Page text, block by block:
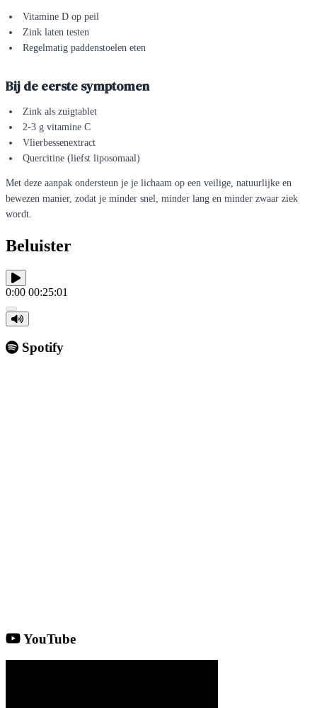
Vitamine D op peil
Zink laten testen
Regelmatig paddenstoelen eten
Bij de eerste symptomen
Zink als zuigtablet
2-3 g vitamine C
Vlierbessenextract
Quercitine (liefst liposomaal)
Met deze aanpak ondersteun je je lichaam op een veilige, natuurlijke en
bewezen manier, zodat je minder snel, minder lang en minder zwaar ziek
wordt.
Beluister
0:00 00:25:01
Spotify
YouTube